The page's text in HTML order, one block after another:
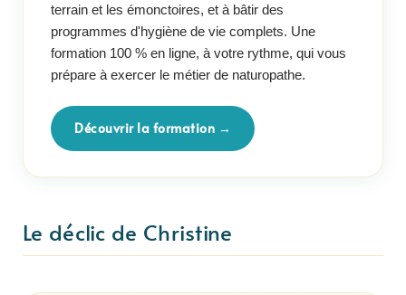
terrain et les émonctoires, et à bâtir des
programmes d'hygiène de vie complets. Une
formation 100 % en ligne, à votre rythme, qui vous
prépare à exercer le métier de naturopathe.
Découvrir la formation →
Le déclic de Christine